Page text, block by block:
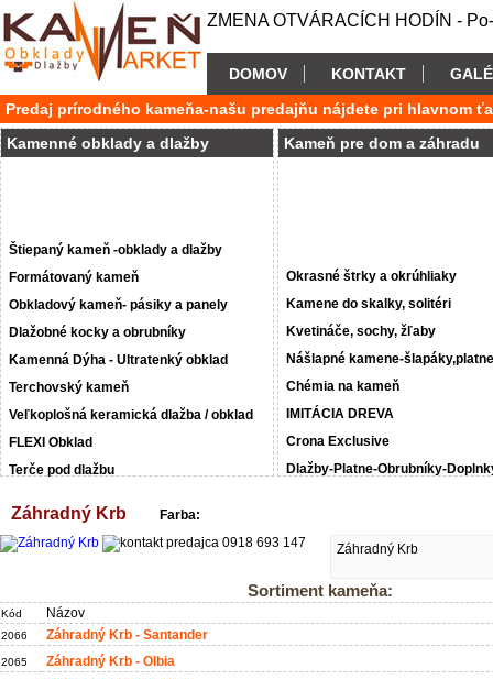
ZMENA OTVÁRACÍCH HODÍN -
DOMOV KONTAKT
Predaj prírodného kameňa-našu predajňu nájdete pri hlavnom
Kamenné obklady a dlažby
Štiepaný kameň -obklady a dlažby
Formátovaný kameň
Obkladový kameň- pásiky a panely
Dlažobné kocky a obrubníky
Kamenná Dýha - Ultratenký obklad
Terchovský kameň
Veľkoplošná keramická dlažba / obklad
FLEXI Obklad
Terče pod dlažbu
Kameň pre dom a záhradu
Okrasné štrky a okrúhliaky
Kamene do skalky, solitéri
Kvetináče, sochy, žľaby
Nášlapné kamene-šlapáky,platne
Chémia na kameň
IMITÁCIA DREVA
Crona Exclusive
Dlažby-Platne-Obrubníky-
Záhradný Krb Farba:
Záhradný Krb
Sortiment kameňa:
Kód Názov
2066 Záhradný Krb - Santander
2065
Záhradný Krb - Olbia